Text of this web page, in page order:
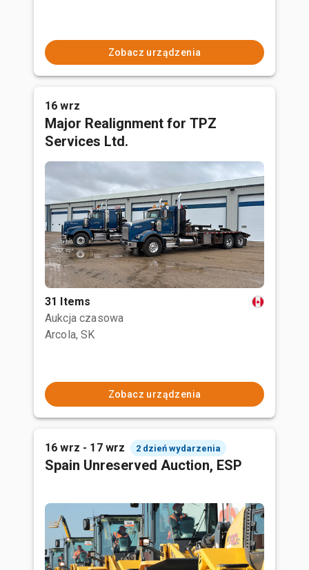
Zobacz urządzenia
16 wrz
Major Realignment for TPZ
Services Ltd.
31 Items
Aukcja czasowa
Arcola, SK
Zobacz urządzenia
16 wrz - 17 wrz 2 dzień wydarzenia
Spain Unreserved Auction, ESP